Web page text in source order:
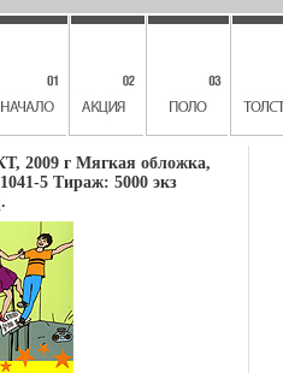
2009 г Мягкая обложка,
5 Тираж: 5000 экз